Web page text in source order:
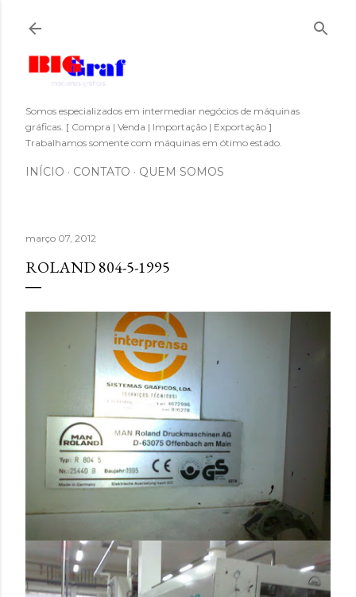
Somos especializados em intermediar negócios de máquinas
gráficas. [ Compra | Venda | Importação | Exportação ]
Trabalhamos somente com máquinas em ótimo estado.
INÍCIO CONTATO QUEM SOMOS
março 07, 2012
ROLAND 804-5-1995